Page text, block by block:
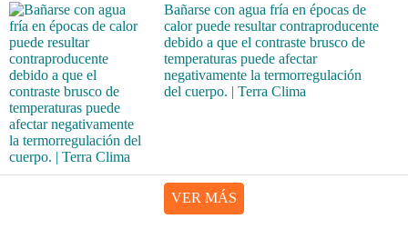
Bañarse con agua fría en épocas de
calor puede resultar contraproducente
debido a que el contraste brusco de
temperaturas puede afectar
negativamente la termorregulación
del cuerpo. | Terra Clima
VER MÁS